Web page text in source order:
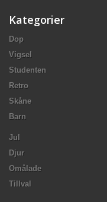
Kategorier
Dop
Vigsel
Studenten
Retro
Skåne
Barn
Jul
Djur
Omålade
Tillval